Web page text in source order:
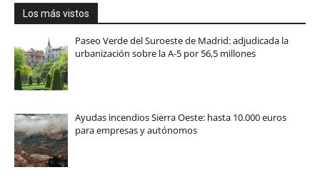
Los más vistos
Paseo Verde del Suroeste de Madrid: adjudicada la
urbanización sobre la A-5 por 56,5 millones
Ayudas incendios Sierra Oeste: hasta 10.000 euros
para empresas y autónomos